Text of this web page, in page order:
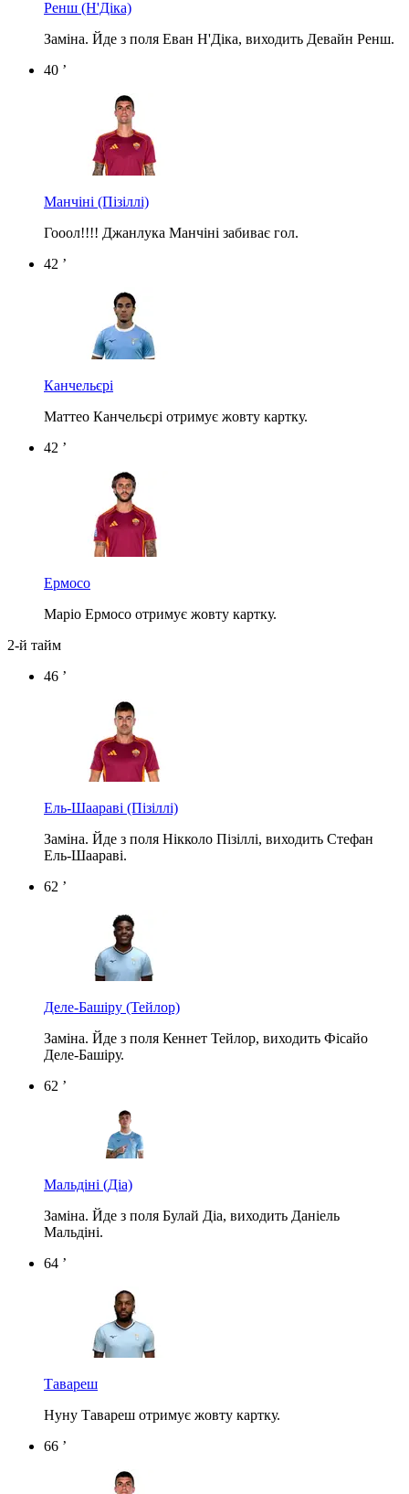
Ренш (Н'Діка)
Заміна. Йде з поля Еван Н'Діка, виходить Девайн Ренш.
40 ’
Манчіні (Пізіллі)
Гооол!!!! Джанлука Манчіні забиває гол.
42 ’
Канчельєрі
Маттео Канчельєрі отримує жовту картку.
42 ’
Ермосо
Маріо Ермосо отримує жовту картку.
2-й тайм
46 ’
Ель-Шаараві (Пізіллі)
Заміна. Йде з поля Нікколо Пізіллі, виходить Стефан
Ель-Шаараві.
62 ’
Деле-Башіру (Тейлор)
Заміна. Йде з поля Кеннет Тейлор, виходить Фісайо
Деле-Башіру.
62 ’
Мальдіні (Діа)
Заміна. Йде з поля Булай Діа, виходить Даніель
Мальдіні.
64 ’
Тавареш
Нуну Тавареш отримує жовту картку.
66 ’